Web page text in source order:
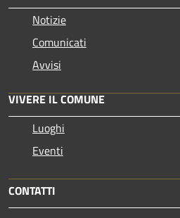
Notizie
Comunicati
Avvisi
VIVERE IL COMUNE
Luoghi
Eventi
CONTATTI